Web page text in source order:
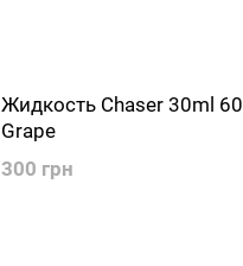
Жидкость Chaser 30ml
Grape
300 грн